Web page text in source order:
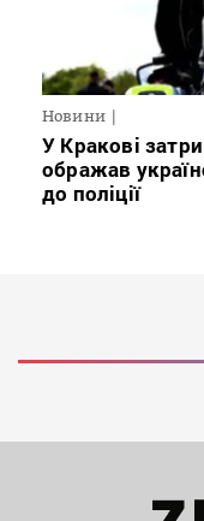
Новини
У Кракові
ображав
до поліції